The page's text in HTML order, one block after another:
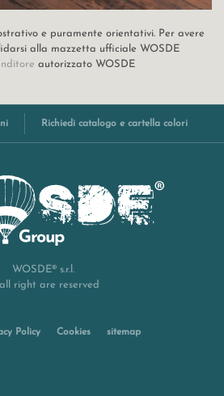
e puramente orientativi. Per avere
alla mazzetta ufficiale WOSDE
autorizzato WOSDE
Richiedi catalogo e cartella colori
WOSDE® s.r.l.
right are reserved
Policy Cookies sitemap